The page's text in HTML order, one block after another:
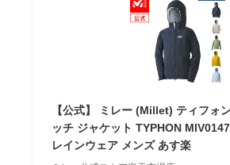
【公式】 ミレー (Millet) ティフォ
ッチ ジャケット TYPHON
レインウェア メンズ あす楽